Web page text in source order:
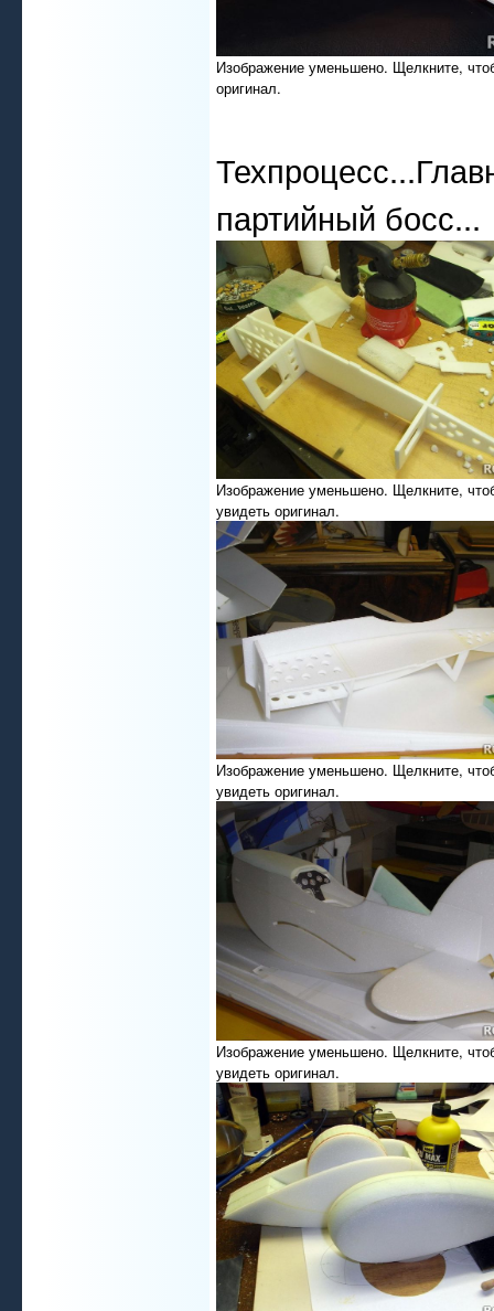
Изображение уменьшено. Щелкните,
оригинал.
партийный босс...
Изображение уменьшено. Щелкните,
увидеть оригинал.
Изображение уменьшено. Щелкните,
увидеть оригинал.
Изображение уменьшено. Щелкните,
увидеть оригинал.